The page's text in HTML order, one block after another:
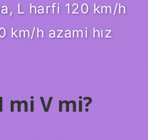
L harfi 120 km/h
km/h azami hız
mi V mi?